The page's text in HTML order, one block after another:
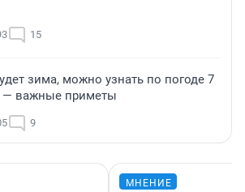
15
зима, можно узнать по погоде 7
— важные приметы
9
МНЕНИЕ